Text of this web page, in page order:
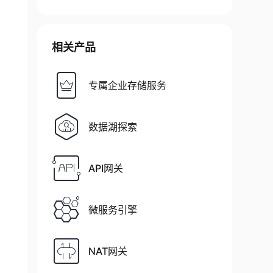
相关产品
专属企业存储服务
数据湖探索
API网关
微服务引擎
NAT网关